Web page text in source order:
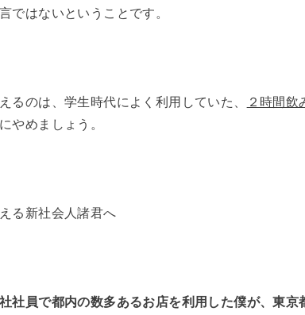
ではないということです。
るのは、学生時代によく利用していた、
２時間飲
やめましょう。
る新社会人諸君へ
社員で都内の数多あるお店を利用した僕が、東